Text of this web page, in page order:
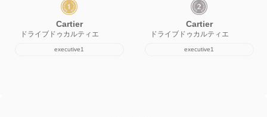
Cartier
ドライブドゥカルティエ
executive1
Cartier
ドライブドゥカルティエ
executive1